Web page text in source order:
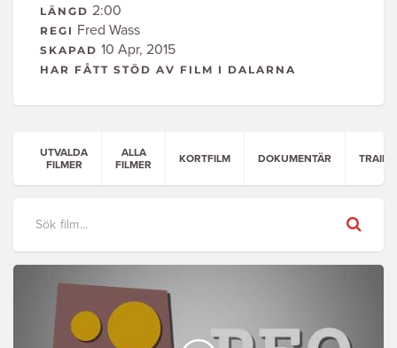
LÄNGD 2:00
REGI Fred Wass
SKAPAD 10 Apr, 2015
HAR FÅTT STÖD AV FILM I DALARNA
UTVALDA
FILMER
ALLA
FILMER
KORTFILM DOKUMENTÄR
Sök